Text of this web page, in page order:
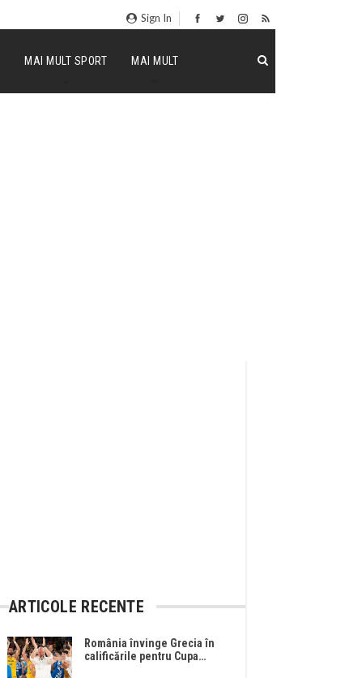
Sign In
MAI MULT SPORT MAI MULT
ARTICOLE RECENTE
România învinge Grecia în
calificările pentru Cupa…